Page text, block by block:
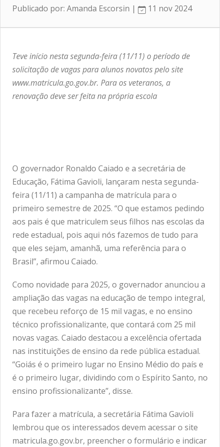
Publicado por: Amanda Escorsin | 11 nov 2024
Teve início nesta segunda-feira (11/11) o período de
solicitação de vagas para alunos novatos pelo site
www.matricula.go.gov.br. Para os veteranos, a
renovação deve ser feita na própria escola
O governador Ronaldo Caiado e a secretária de
Educação, Fátima Gavioli, lançaram nesta segunda-
feira (11/11) a campanha de matrícula para o
primeiro semestre de 2025. “O que estamos pedindo
aos pais é que matriculem seus filhos nas escolas da
rede estadual, pois aqui nós fazemos de tudo para
que eles sejam, amanhã, uma referência para o
Brasil”, afirmou Caiado.
Como novidade para 2025, o governador anunciou a
ampliação das vagas na educação de tempo integral,
que recebeu reforço de 15 mil vagas, e no ensino
técnico profissionalizante, que contará com 25 mil
novas vagas. Caiado destacou a excelência ofertada
nas instituições de ensino da rede pública estadual.
“Goiás é o primeiro lugar no Ensino Médio do país e
é o primeiro lugar, dividindo com o Espírito Santo, no
ensino profissionalizante”, disse.
Para fazer a matrícula, a secretária Fátima Gavioli
lembrou que os interessados devem acessar o site
matricula.go.gov.br, preencher o formulário e indicar